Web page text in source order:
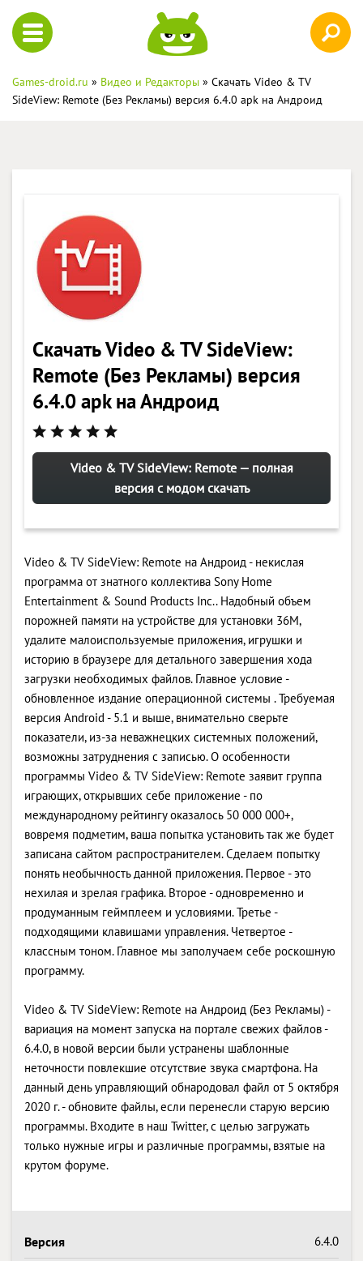
Games-droid.ru » Видео и Редакторы » Скачать Video & TV
SideView: Remote (Без Рекламы) версия 6.4.0 apk на Андроид
Скачать Video & TV SideView:
Remote (Без Рекламы) версия
6.4.0 apk на Андроид
Video & TV SideView: Remote — полная
версия с модом скачать
Video & TV SideView: Remote на Андроид - некислая
программа от знатного коллектива Sony Home
Entertainment & Sound Products Inc.. Надобный объем
порожней памяти на устройстве для установки 36M,
удалите малоиспользуемые приложения, игрушки и
историю в браузере для детального завершения хода
загрузки необходимых файлов. Главное условие -
обновленное издание операционной системы . Требуемая
версия Android - 5.1 и выше, внимательно сверьте
показатели, из-за неважнецких системных положений,
возможны затруднения с записью. О особенности
программы Video & TV SideView: Remote заявит группа
играющих, открывших себе приложение - по
международному рейтингу оказалось 50 000 000+,
вовремя подметим, ваша попытка установить так же будет
записана сайтом распространителем. Сделаем попытку
понять необычность данной приложения. Первое - это
нехилая и зрелая графика. Второе - одновременно и
продуманным геймплеем и условиями. Третье -
подходящими клавишами управления. Четвертое -
классным тоном. Главное мы заполучаем себе роскошную
программу.
Video & TV SideView: Remote на Андроид (Без Рекламы) -
вариация на момент запуска на портале свежих файлов -
6.4.0, в новой версии были устранены шаблонные
неточности повлекшие отсутствие звука смартфона. На
данный день управляющий обнародовал файл от 5 октября
2020 г. - обновите файлы, если перенесли старую версию
программы. Входите в наш Twitter, с целью загружать
только нужные игры и различные программы, взятые на
крутом форуме.
Версия 6.4.0